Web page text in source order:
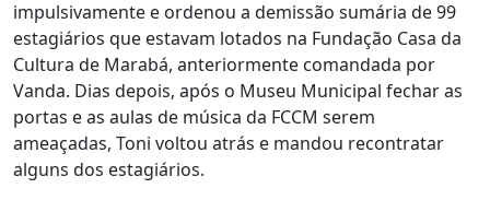
impulsivamente e ordenou a demissão sumária de 99
estagiários que estavam lotados na Fundação Casa da
Cultura de Marabá, anteriormente comandada por
Vanda. Dias depois, após o Museu Municipal fechar as
portas e as aulas de música da FCCM serem
ameaçadas, Toni voltou atrás e mandou recontratar
alguns dos estagiários.